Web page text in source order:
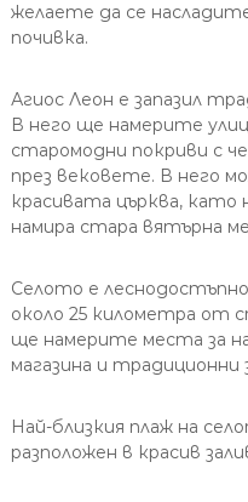
желаете да се
почивка.
Агиос Леон е запазил
В него ще намерите
старомодни покриви с
през вековете. В него
красивата църква, като
намира стара вятърна
Селото е
около 25 километра от
ще намерите места за
магазина и традиционни
Най-близкия плаж на
разположен в красив